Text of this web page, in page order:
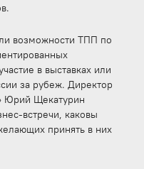
возможности ТПП по
в выставках или
за рубеж. Директор
Юрий Щекатурин
встречи, каковы
принять в них